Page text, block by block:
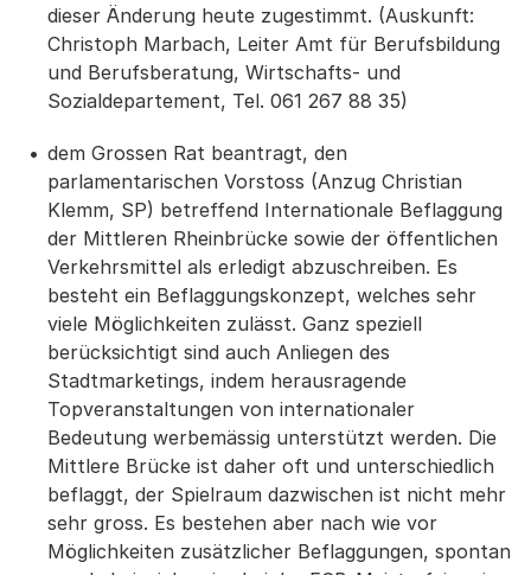
dieser Änderung heute zugestimmt. (Auskunft:
Christoph Marbach, Leiter Amt für Berufsbildung
und Berufsberatung, Wirtschafts- und
Sozialdepartement, Tel. 061 267 88 35)
dem Grossen Rat beantragt, den
parlamentarischen Vorstoss (Anzug Christian
Klemm, SP) betreffend Internationale Beflaggung
der Mittleren Rheinbrücke sowie der öffentlichen
Verkehrsmittel als erledigt abzuschreiben. Es
besteht ein Beflaggungskonzept, welches sehr
viele Möglichkeiten zulässt. Ganz speziell
berücksichtigt sind auch Anliegen des
Stadtmarketings, indem herausragende
Topveranstaltungen von internationaler
Bedeutung werbemässig unterstützt werden. Die
Mittlere Brücke ist daher oft und unterschiedlich
beflaggt, der Spielraum dazwischen ist nicht mehr
sehr gross. Es bestehen aber nach wie vor
Möglichkeiten zusätzlicher Beflaggungen, spontan